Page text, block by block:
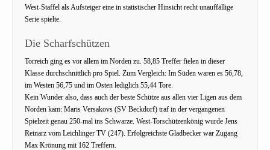
West-Staffel als Aufsteiger eine in statistischer Hinsicht recht unauffällige
Serie spielte.
Die Scharfschützen
Torreich ging es vor allem im Norden zu. 58,85 Treffer fielen in dieser
Klasse durchschnittlich pro Spiel. Zum Vergleich: Im Süden waren es 56,78,
im Westen 56,75 und im Osten lediglich 55,44 Tore.
Kein Wunder also, dass auch der beste Schütze aus allen vier Ligen aus dem
Norden kam: Maris Versakovs (SV Beckdorf) traf in der vergangenen
Spielzeit genau 250-mal ins Schwarze. West-Torschützenkönig wurde Jens
Reinarz vom Leichlinger TV (247). Erfolgreichste Gladbecker war Zugang
Max Krönung mit 162 Treffern.